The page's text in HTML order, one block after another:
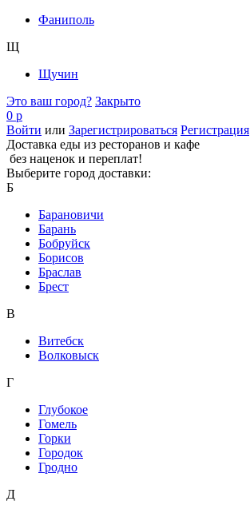
Фаниполь
Щ
Щучин
Это ваш город? Закрыто
0 р
Войти или Зарегистрироваться Регистрация
Доставка еды из ресторанов и кафе
без наценок и переплат!
Выберите город доставки:
Б
Барановичи
Барань
Бобруйск
Борисов
Браслав
Брест
В
Витебск
Волковыск
Г
Глубокое
Гомель
Горки
Городок
Гродно
Д